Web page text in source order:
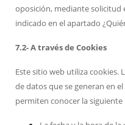
oposición, mediante solicitud
indicado en el apartado
7.2- A través de Cookies
Este sitio web utiliza cookies.
de datos que se generan en
permiten conocer la